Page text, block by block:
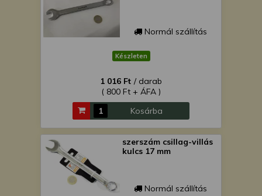
Normál szállítás
Készleten
1 016 Ft / darab
( 800 Ft + ÁFA )
Kosárba
szerszám csillag-villás
kulcs 17 mm
Normál szállítás